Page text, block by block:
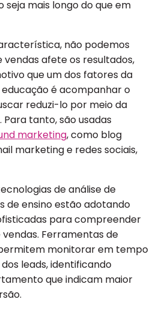
seja mais longo do que em
não podemos
vendas afete os resultados,
que um dos fatores da
é acompanhar o
reduzi-lo por meio da
tanto, são usadas
marketing, como blog
marketing e redes sociais,
de análise de
de ensino estão adotando
para compreender
Ferramentas de
monitorar em tempo
leads, identificando
que indicam maior